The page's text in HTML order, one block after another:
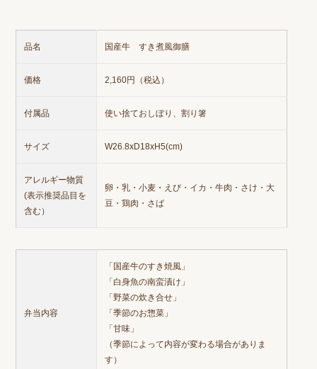
品名 国産牛 すき煮風御膳
価格 2,160円（税込）
付属品 使い捨ておしぼり、割り箸
サイズ W26.8xD18xH5(cm)
アレルギー物質
(表示推奨品目を
含む）
卵・乳・小麦・えび・イカ・牛肉・さけ・大
豆・鶏肉・さば
弁当内容
「国産牛のすき焼風」
「白身魚の南蛮漬け」
「野菜の炊き合せ」
「季節のお惣菜」
「甘味」
（季節によって内容が変わる場合がありま
す）